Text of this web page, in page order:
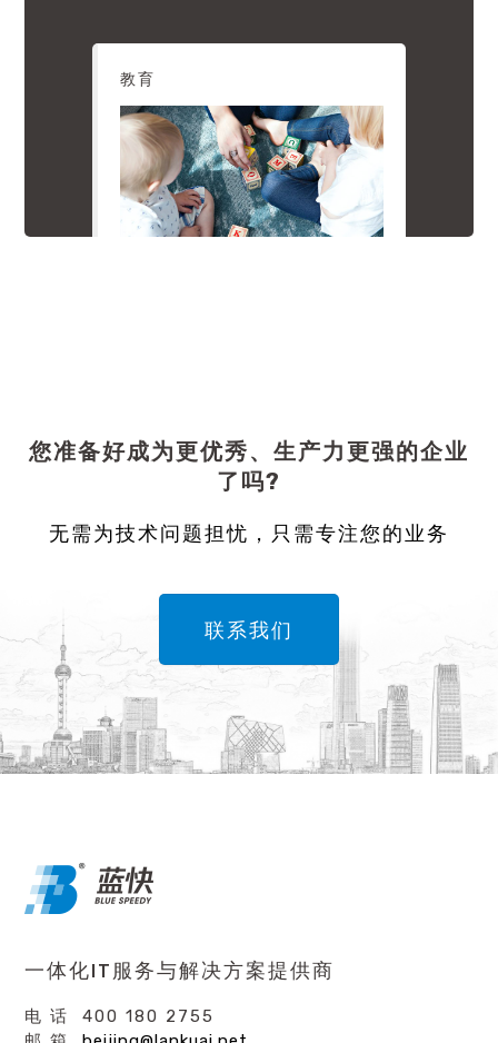
教育
您准备好成为更优秀、生产力更强的企业
了吗?
无需为技术问题担忧，只需专注您的业务
联系我们
一体化IT服务与解决方案提供商
电 话 400 180 2755